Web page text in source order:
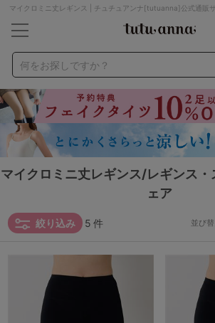
マイクロミニ丈レギンス | チュチュアンナ[tutuanna]公式通販サ
何をお探しですか？
ナイトブラ ノンワイヤー 特盛ブラ
折り畳み
パジャマ ストッキング
キ
ルームウェア
育乳ブラ アームカバー
ルームウェア ラ
メンズ
マイクロミニ丈レギンス/レギンス
ェア
5 件
絞り込み 並び替